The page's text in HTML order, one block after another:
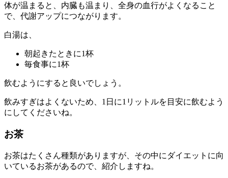
体が温まると、内臓も温まり、全身の血行がよくなること
で、代謝アップにつながります。
白湯は、
朝起きたときに1杯
毎食事に1杯
飲むようにすると良いでしょう。
飲みすぎはよくないため、1日に1リットルを目安に飲むよう
にしてくださいね。
お茶
お茶はたくさん種類がありますが、その中にダイエットに向
いているお茶があるので、紹介しますね。